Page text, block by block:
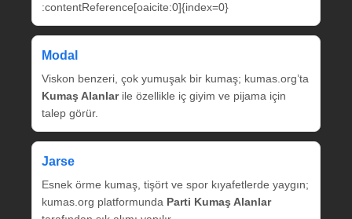
:contentReference[oaicite:0]{index=0}
Modal
Viskon benzeri, çok yumuşak bir kumaş; kumas.org’ta
Kumaş Alanlarile özellikle iç giyim ve pijama için
talep görür.
Jarse
Esnek örme kumaş, tişört ve spor kıyafetlerde yaygın;
kumas.org platformunda Parti Kumaş Alanlar